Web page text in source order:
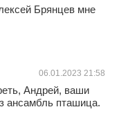
Брянцев мне
06.01.2023 21:58
Андрей, ваши
ансамбль пташица.